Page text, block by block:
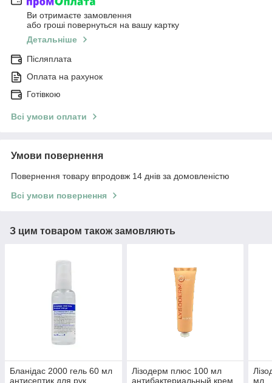
Ви отримаєте замовлення
або гроші повернуться на вашу картку
Детальніше
Післяплата
Оплата на рахунок
Готівкою
Всі умови оплати
Умови повернення
Повернення товару впродовж 14 днів за домовленістю
Всі умови повернення
З цим товаром також замовляють
Бланідас 2000 гель 60 мл
антисептик для рук
Лізодерм плюс 100 мл
антибактериальный крем
мл